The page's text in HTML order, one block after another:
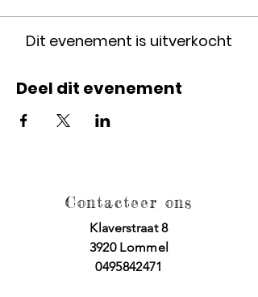
Dit evenement is uitverkocht
Deel dit evenement
Contacteer ons
Klaverstraat 8
3920 Lommel
0495842471